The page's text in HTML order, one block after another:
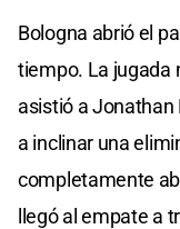
Bologna abrió el
tiempo. La jugada
asistió a Jonathan
a inclinar una
completamente
llegó al empate a